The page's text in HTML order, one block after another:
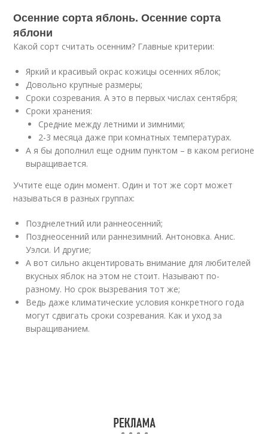
Осенние сорта яблонь. Осенние сорта
яблони
Какой сорт считать осенним? Главные критерии:
Яркий и красивый окрас кожицы осенних яблок;
Довольно крупные размеры;
Сроки созревания. А это в первых числах сентября;
Сроки хранения:
Средние между летними и зимними;
2-3 месяца даже при комнатных температурах.
А я бы дополнил еще одним пунктом – в каком регионе
выращивается.
Учтите еще один момент. Один и тот же сорт может
называться в разных группах:
Позднелетний или раннеосенний;
Позднеосенний или раннезимний. Антоновка. Анис.
Уэлси. И другие;
А вот сильно акцентировать внимание для любителей
вкусных яблок на этом не стоит. Называют по-
разному. Но срок вызревания тот же;
Ведь даже климатические условия конкретного года
могут сдвигать сроки созревания. Как и уход за
выращиванием.